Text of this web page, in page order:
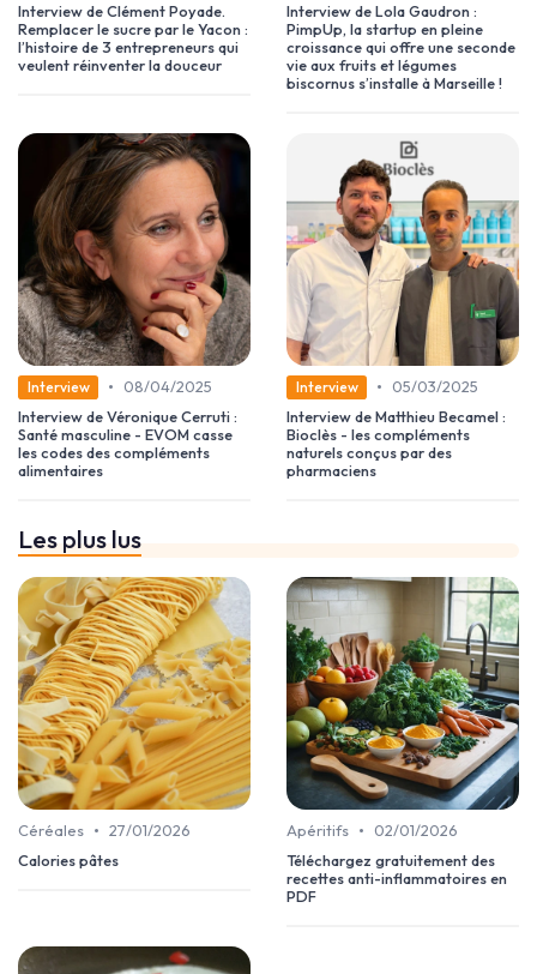
Interview de Clément Poyade.
Remplacer le sucre par le Yacon :
l’histoire de 3 entrepreneurs qui
veulent réinventer la douceur
Interview de Lola Gaudron :
PimpUp, la startup en pleine
croissance qui offre une seconde
vie aux fruits et légumes
biscornus s’installe à Marseille !
Interview •
08/04/2025
Interview de Véronique Cerruti :
Santé masculine - EVOM casse
les codes des compléments
alimentaires
Interview •
05/03/2025
Interview de Matthieu Becamel :
Bioclès - les compléments
naturels conçus par des
pharmaciens
Les plus lus
Céréales • 27/01/2026
Calories pâtes
Apéritifs •
02/01/2026
Téléchargez gratuitement des
recettes anti-inflammatoires en
PDF